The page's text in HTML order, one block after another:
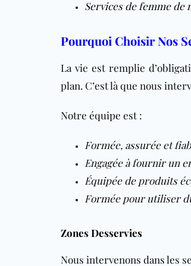
Services de femme
Pourquoi Choisir Nos
La vie est remplie
plan. C’est là que nous
Notre équipe est :
Formée, assurée et
Engagée à fournir un
Équipée de produits
Formée pour utiliser
Zones Desservies
Nous intervenons dans les